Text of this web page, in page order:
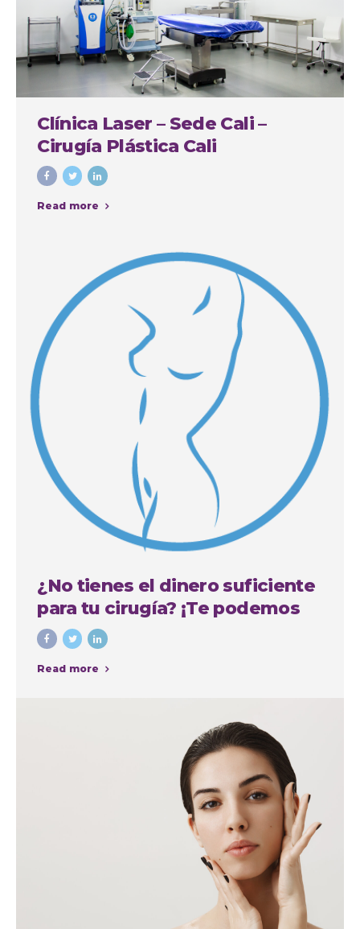
Clínica Laser – Sede Cali –
Cirugía Plástica Cali
Read more
¿No tienes el dinero suficiente
para tu cirugía? ¡Te podemos
financiar!
Read more